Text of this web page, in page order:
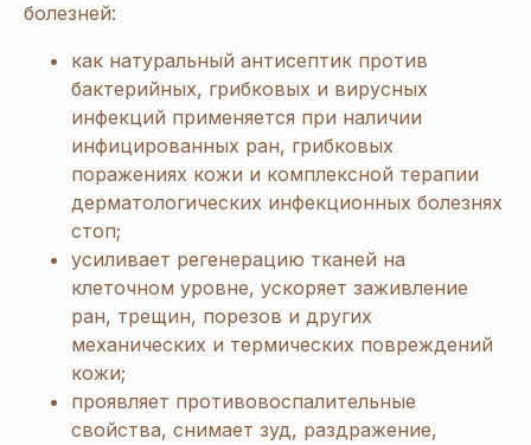
болезней:
как натуральный антисептик против
бактерийных, грибковых и вирусных
инфекций применяется при наличии
инфицированных ран, грибковых
поражениях кожи и комплексной терапии
дерматологических инфекционных болезнях
стоп;
усиливает регенерацию тканей на
клеточном уровне, ускоряет заживление
ран, трещин, порезов и других
механических и термических повреждений
кожи;
проявляет противовоспалительные
свойства, снимает зуд, раздражение,